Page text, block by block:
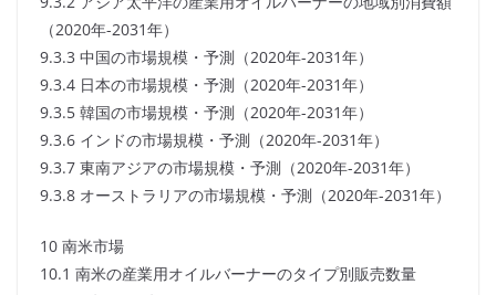
（2020年-2031年）
9.3.3 中国の市場規模・予測（2020年-2031年）
9.3.4 日本の市場規模・予測（2020年-2031年）
9.3.5 韓国の市場規模・予測（2020年-2031年）
9.3.6 インドの市場規模・予測（2020年-2031年）
9.3.7 東南アジアの市場規模・予測（2020年-2031年）
9.3.8 オーストラリアの市場規模・予測（2020年-2031年）
10 南米市場
10.1 南米の産業用オイルバーナーのタイプ別販売数量